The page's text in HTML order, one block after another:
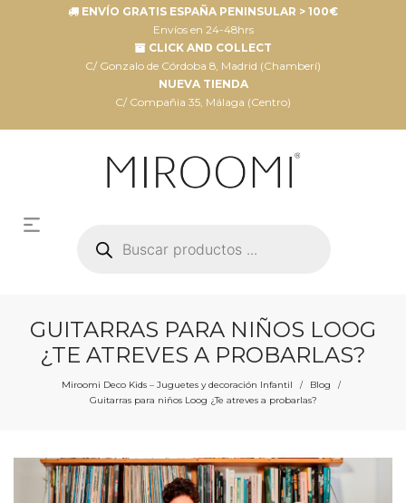
ENVÍO GRATIS ESPAÑA PENINSULAR > 100€
Envíos en 24-48hrs
CLICK AND COLLECT
C/ Gonzalo de Córdoba 8, Madrid (Chamberí)
NUEVA TIENDA
C/ Compañia 35, Málaga (Centro)
productos
GUITARRAS PARA NIÑOS LOOG
¿TE ATREVES A PROBARLAS?
Miroomi Deco Kids – Juguetes y decoración Infantil / Blog /
Guitarras para niños Loog ¿Te atreves a probarlas?